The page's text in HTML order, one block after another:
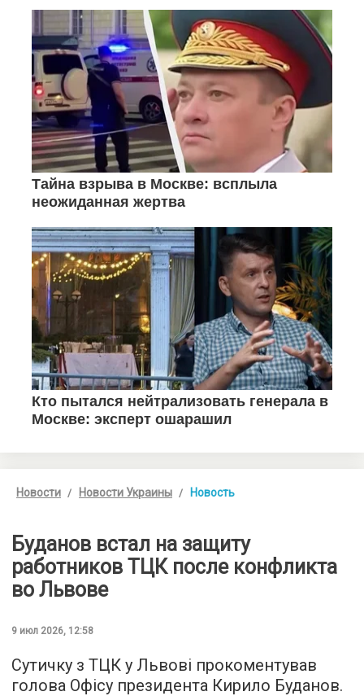
Новости Новости Украины Новость
Буданов встал на защиту
работников ТЦК после конфликта
во Львове
9 июл 2026, 12:58
Сутичку з ТЦК у Львові прокоментував
голова Офісу президента Кирило Буданов.